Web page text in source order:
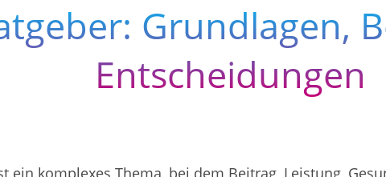
Grundlagen,
Entscheidungen
ein komplexes Thema, bei dem Beitrag, Leistung,